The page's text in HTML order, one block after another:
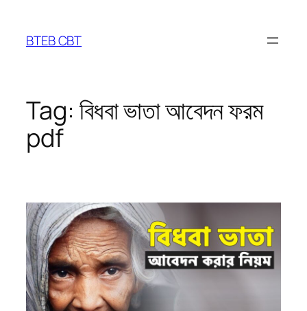
content
BTEB CBT
Tag: বিধবা ভাতা আবেদন ফরম
pdf